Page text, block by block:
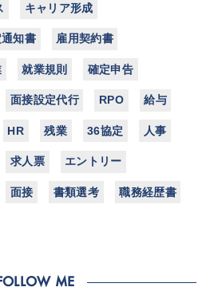
キャリア形成
知書 雇用契約書
就業規則 確定申告
面接設定代行 RPO 給与
HR 残業 36協定 人事
求人票 エントリー
面接 書類選考 職務経歴書
ME